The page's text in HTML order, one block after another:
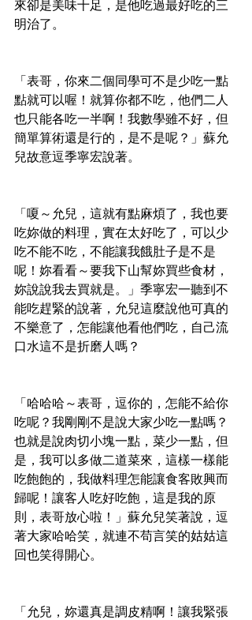
來卻是美味十足，是他吃過最好吃的三
明治了。
「表哥，你來二個同學可不是少吃一點
點就可以喔！就算你都不吃，他們二人
也只能各吃一半啊！我數學雖不好，但
簡單算術還是行的，是不是呢？」蘇允
兒故意逗季寧宏說著。
「嗄～允兒，這就有點麻煩了，我也要
吃妳做的料理，實在太好吃了，可以少
吃不能不吃，不能讓我餓肚子是不是
呢！妳看看～要我下山幫妳買些食材，
妳說說我去買就是。」季寧宏一聽到不
能吃趕緊的說著，允兒這麼說他可真的
不樂意了，怎能讓他看他們吃，自己流
口水這不是折磨人嗎？
「哈哈哈～表哥，逗你的，怎能不給你
吃呢？我剛剛不是說大家少吃一點嗎？
也就是說肉切小塊一點，菜少一點，但
是，我可以多做二道菜來，這樣一樣能
吃飽飽的，我做料理怎能讓食客敗興而
歸呢！讓客人吃好吃飽，這是我的原
則，表哥放心啦！」蘇允兒笑著說，逗
著大家哈哈笑，就連不苟言笑的姑姑這
回也笑得開心。
「允兒，妳還真是調皮精啊！讓我緊張